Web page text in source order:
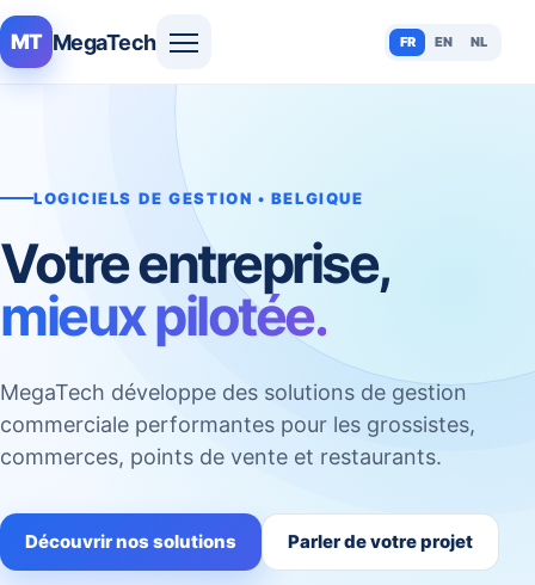
MT MegaTech FR EN NL
LOGICIELS DE GESTION • BELGIQUE
Votre entreprise,
mieux pilotée.
MegaTech développe des solutions de gestion
commerciale performantes pour les grossistes,
commerces, points de vente et restaurants.
Découvrir nos solutions Parler de votre projet